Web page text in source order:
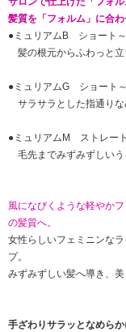
髪質を「フォルム」に合わ
●ミュリアムB ショート
髪の根元からふわっと立
●ミュリアムG ショート
サラサラとした指通りな
●ミュリアムM ストレー
毛先までみずみずしいう
風になびくような軽やか
の髪質へ。
女性らしいフェミニンな
プ。
みずみずしい髪へ導き、
手ざわりサラッとなめら